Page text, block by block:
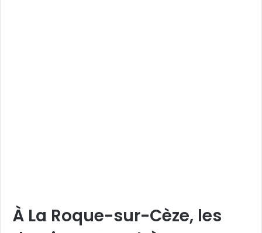
À La Roque-sur-Cèze, les